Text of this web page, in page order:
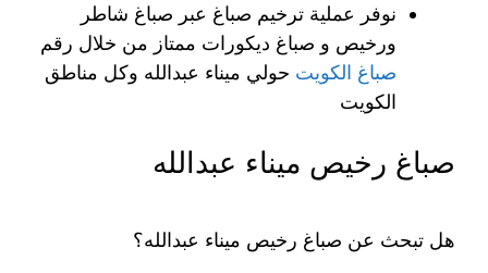
نوفر عملية ترخيم صباغ عبر صباغ شاطر
ورخيص و صباغ ديكورات ممتاز من خلال رقم
صباغ الكويت حولي ميناء عبدالله وكل مناطق
الكويت
صباغ رخيص ميناء عبدالله
هل تبحث عن صباغ رخيص ميناء عبدالله؟